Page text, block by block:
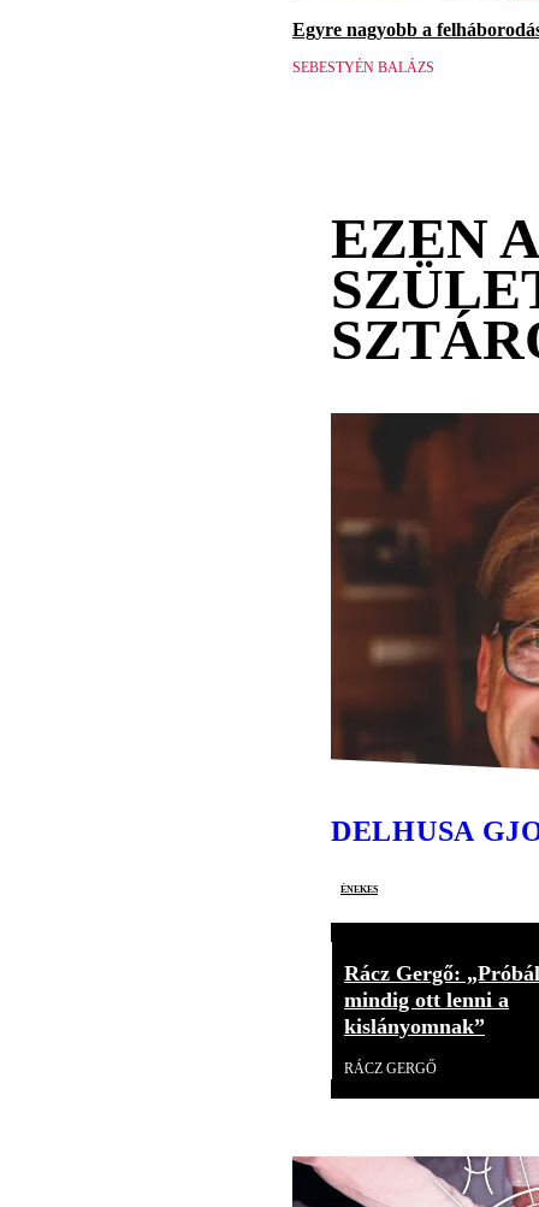
Egyre nagyobb a
SEBESTYÉN BALÁZS
EZEN
DELHUSA
énekes
Rácz Gergő:
mindig ott lenni a
kislányomnak”
RÁCZ GERGŐ